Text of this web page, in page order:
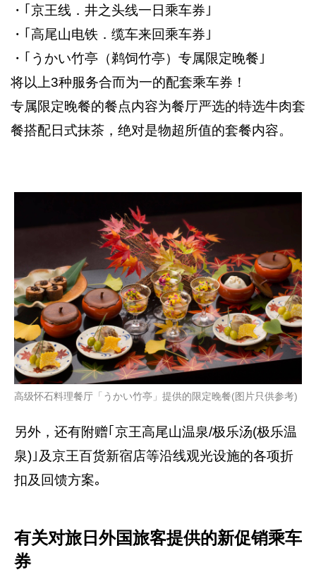
・｢京王线．井之头线一日乘车券｣
・｢高尾山电铁．缆车来回乘车券｣
・｢うかい竹亭（鹈饲竹亭）专属限定晚餐｣
将以上3种服务合而为一的配套乘车券！
专属限定晚餐的餐点内容为餐厅严选的特选牛肉套
餐搭配日式抹茶，绝对是物超所值的套餐内容。
高级怀石料理餐厅「うかい竹亭」提供的限定晚餐(图片只供参考)
另外，还有附赠｢京王高尾山温泉/极乐汤(极乐温
泉)｣及京王百货新宿店等沿线观光设施的各项折
扣及回馈方案｡
有关对旅日外国旅客提供的新促销乘车
券